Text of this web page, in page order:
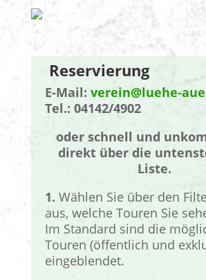
Reservierung
E-Mail: verein@luehe-
Tel.: 04142/4902
oder schnell und
direkt über die
Liste.
1. Wählen Sie über den
aus, welche Touren Sie
Im Standard sind die
Touren (öffentlich und
eingeblendet.